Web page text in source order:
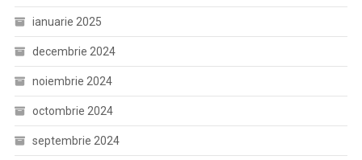
ianuarie 2025
decembrie 2024
noiembrie 2024
octombrie 2024
septembrie 2024